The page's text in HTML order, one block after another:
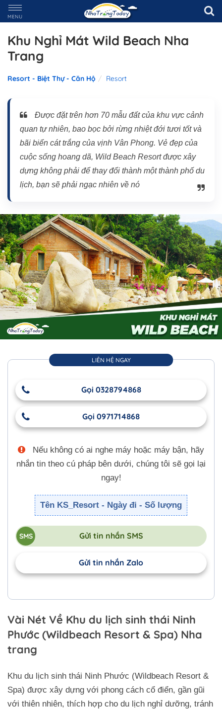
MENU
Khu Nghỉ Mát Wild Beach Nha
Trang
Resort - Biệt Thự - Căn Hộ Resort
Được đặt trên hơn 70 mẫu đất của khu vực cảnh
quan tự nhiên, bao bọc bởi rừng nhiệt đới tươi tốt và
bãi biển cát trắng của vịnh Vân Phong. Vẻ đẹp của
cuộc sống hoang dã, Wild Beach Resort được xây
dựng không phải để thay đổi thành một thành phố du
lịch, bạn sẽ phải ngạc nhiên về nó
LIÊN HỆ NGAY
Gọi 0328794868
Gọi 0971714868
Nếu không có ai nghe máy hoặc máy bận, hãy
nhắn tin theo cú pháp bên dưới, chúng tôi sẽ gọi lại
ngay!
Tên KS_Resort - Ngày đi - Số lượng
Gửi tin nhắn SMS
Gửi tin nhắn Zalo
Vài Nét Về Khu du lịch sinh thái Ninh
Phước (Wildbeach Resort & Spa) Nha
trang
Khu du lịch sinh thái Ninh Phước (Wildbeach Resort &
Spa) được xây dựng với phong cách cổ điển, gần gũi
với thiên nhiên, thích hợp cho du lịch nghỉ dưỡng, tránh